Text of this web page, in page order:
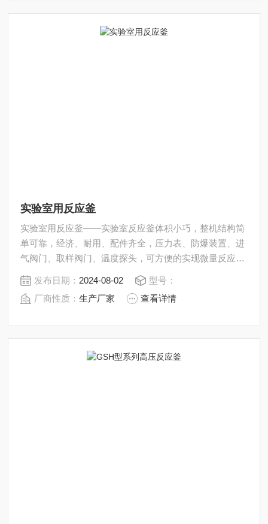
实验室用反应釜
实验室用反应釜——实验室反应釜体积小巧，整机结构简
单可靠，经济、耐用、配件齐全，压力表、防爆装置、进
气阀门、取样阀门、温度探头，可方便的实现微量反应试
验。釜体、加热器可*分离。极大的方便了反应釜的拆卸
工作，提高工作效率。
发布日期： 2024-08-02
型号：
厂商性质：生产厂家 查看详情